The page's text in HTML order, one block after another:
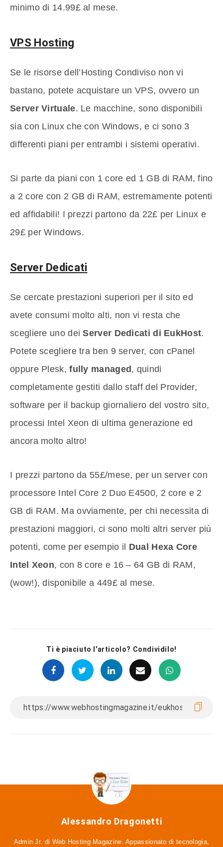
minimo di 14.99£ al mese.
VPS Hosting
Se le risorse dell’Hosting Condiviso non vi
bastano, potete acquistare un VPS, ovvero un
Server Virtuale. Le macchine, sono disponibili
sia con Linux che con Windows, e ci sono 3
differenti piani per entrambi i sistemi operativi.
Si parte da piani con 1 core ed 1 GB di RAM, fino
a 2 core con 2 GB di RAM, estremamente potenti
ed affidabili! I prezzi partono da 22£ per Linux e
29£ per Windows.
Server Dedicati
Se cercate prestazioni superiori per il sito ed
avete consumi molto alti, non vi resta che
scegliere uno deiServer Dedicati di EukHost.
Potete scegliere tra ben 9 server, con cPanel
oppure Plesk,fully managed, quindi
completamente gestiti dallo staff del Provider,
software per il backup giornaliero del vostro sito,
processi Intel Xeon di ultima generazione ed
ancora molto altro!
I prezzi partono da 55£/mese, per un server con
processore Intel Core 2 Duo E4500, 2 core e 2
GB di RAM. Ma ovviamente, per chi necessita di
prestazioni maggiori, ci sono molti altri server più
potenti, come per esempio il Dual Hexa Core
Intel Xeon, con 8 core e 16 – 64 GB di RAM,
(wow!), disponibile a 449£ al mese.
Ti è piaciuto l'articolo? Condividilo!
Alessandro Dragonetti
Admin Jr. di Web Hosting Magazine. Appassionato di tecnologia,